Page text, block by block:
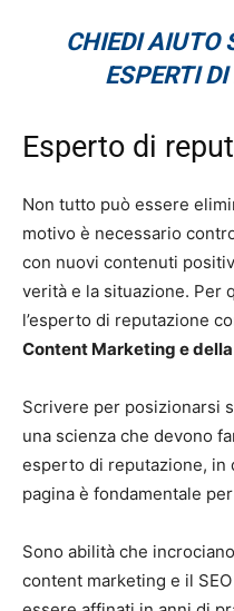
CHIEDI AIUTO
ESPERTI
Esperto di
Non tutto può essere
motivo è necessario
con nuovi contenuti
verità e la situazione. Per
l’esperto di reputazione
Content Marketing e della
Scrivere per posizionarsi
una scienza che devono
esperto di reputazione, in
pagina è fondamentale
Sono abilità che
content marketing e il